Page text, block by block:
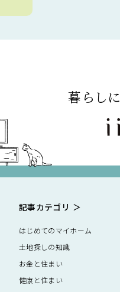
暮らしに
記事カテゴリ
はじめてのマイホーム
土地探しの知識
お金と住まい
健康と住まい